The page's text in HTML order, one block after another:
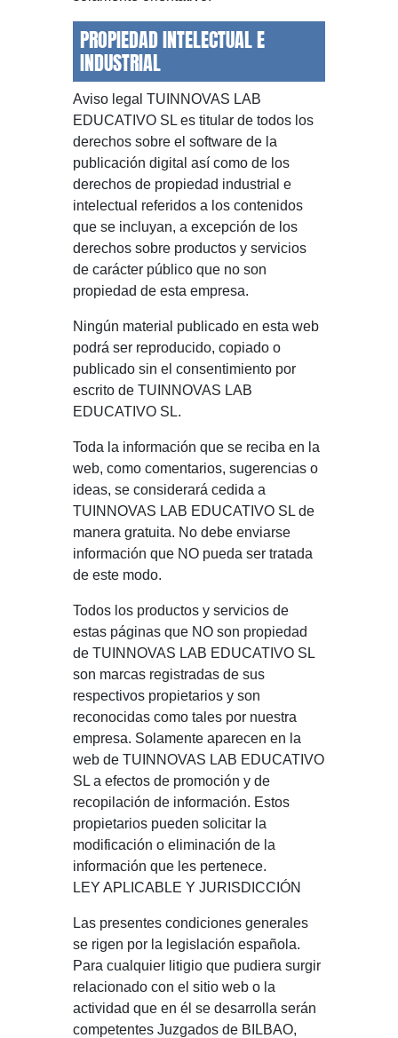
PROPIEDAD INTELECTUAL E
INDUSTRIAL
Aviso legal TUINNOVAS LAB
EDUCATIVO SL es titular de todos los
derechos sobre el software de la
publicación digital así como de los
derechos de propiedad industrial e
intelectual referidos a los contenidos
que se incluyan, a excepción de los
derechos sobre productos y servicios
de carácter público que no son
propiedad de esta empresa.
Ningún material publicado en esta web
podrá ser reproducido, copiado o
publicado sin el consentimiento por
escrito de TUINNOVAS LAB
EDUCATIVO SL.
Toda la información que se reciba en la
web, como comentarios, sugerencias o
ideas, se considerará cedida a
TUINNOVAS LAB EDUCATIVO SL de
manera gratuita. No debe enviarse
información que NO pueda ser tratada
de este modo.
Todos los productos y servicios de
estas páginas que NO son propiedad
de TUINNOVAS LAB EDUCATIVO SL
son marcas registradas de sus
respectivos propietarios y son
reconocidas como tales por nuestra
empresa. Solamente aparecen en la
web de TUINNOVAS LAB EDUCATIVO
SL a efectos de promoción y de
recopilación de información. Estos
propietarios pueden solicitar la
modificación o eliminación de la
información que les pertenece.
LEY APLICABLE Y JURISDICCIÓN
Las presentes condiciones generales
se rigen por la legislación española.
Para cualquier litigio que pudiera surgir
relacionado con el sitio web o la
actividad que en él se desarrolla serán
competentes Juzgados de BILBAO,